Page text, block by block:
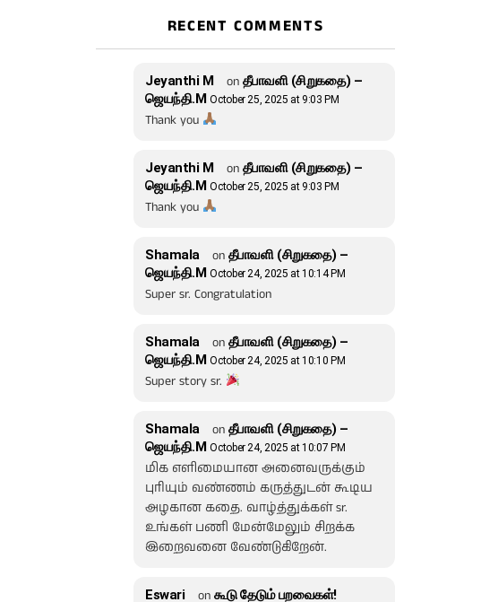
RECENT COMMENTS
Jeyanthi M on தீபாவளி (சிறுகதை) –
ஜெயந்தி.M October 25, 2025 at 9:03 PM
Thank you
Jeyanthi M on தீபாவளி (சிறுகதை) –
ஜெயந்தி.M October 25, 2025 at 9:03 PM
Thank you
Shamala onதீபாவளி (சிறுகதை) –
ஜெயந்தி.M October 24, 2025 at 10:14 PM
Super sr. Congratulation
Shamala onதீபாவளி (சிறுகதை) –
ஜெயந்தி.M October 24, 2025 at 10:10 PM
Super story sr.
Shamala onதீபாவளி (சிறுகதை) –
ஜெயந்தி.M October 24, 2025 at 10:07 PM
மிக எளிமையான அனைவருக்கும்
புரியும் வண்ணம் கருத்துடன் கூடிய
அழகான கதை. வாழ்த்துக்கள் sr.
உங்கள் பணி மேன்மேலும் சிறக்க
இறைவனை வேண்டுகிறேன்.
Eswari on கூடு தேடும் பறவைகள்!